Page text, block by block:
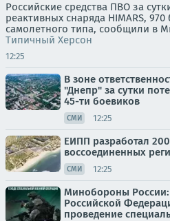
Российские средства ПВО за
реактивных снаряда HIMARS,
самолетного типа, сообщили в
Типичный Херсон
12:25
В зоне
"Днепр" за сутки
45-ти боевиков
СМИ 12:25
ЕИПП разработал
воссоединенных
СМИ 12:25
Минобороны
Российской
проведение